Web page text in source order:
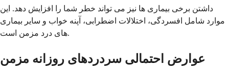
داشتن برخی بیماری ها نیز می تواند خطر شما را افزایش دهد. این
موارد شامل افسردگی، اختلالات اضطرابی، آپنه خواب و سایر بیماری
های درد مزمن است.
عوارض احتمالی سردردهای روزانه مزمن